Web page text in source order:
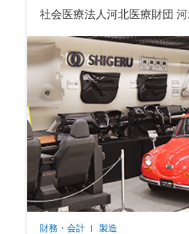
社会医療法人河北医療財団
財務・会計 製造